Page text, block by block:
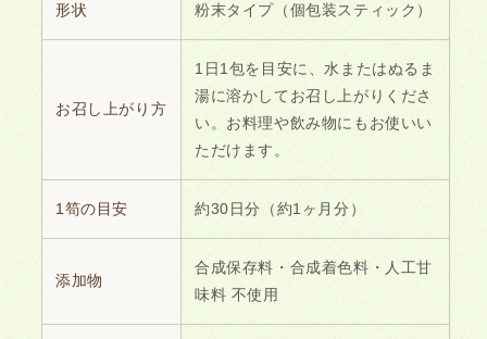
形状 粉末タイプ（個包装スティック）
お召し上がり方
1日1包を目安に、水またはぬるま
湯に溶かしてお召し上がりくださ
い。お料理や飲み物にもお使いい
ただけます。
1笱の目安 約30日分（約1ヶ月分）
添加物
合成保存料・合成着色料・人工甘
味料 不使用